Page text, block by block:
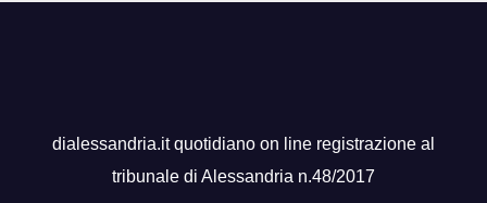
dialessandria.it quotidiano on line registrazione al
tribunale di Alessandria n.48/2017